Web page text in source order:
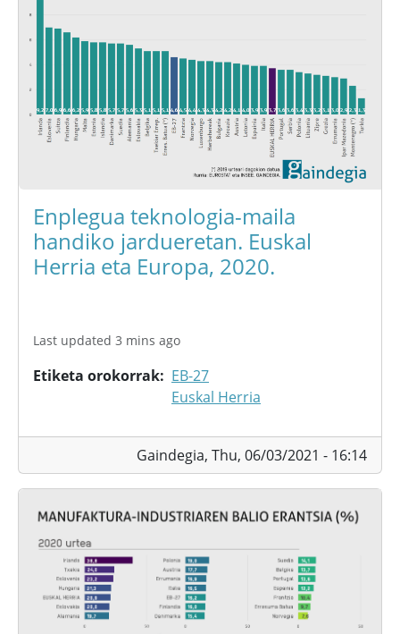
Enplegua teknologia-maila
handiko jardueretan. Euskal
Herria eta Europa, 2020.
Last updated 3 mins ago
Etiketa orokorrak
EB-27
Euskal Herria
Gaindegia, Thu, 06/03/2021 - 16:14